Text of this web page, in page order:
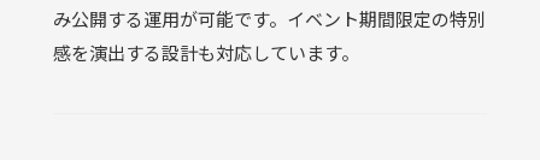
み公開する運用が可能です。イベント期間限定の特別
感を演出する設計も対応しています。